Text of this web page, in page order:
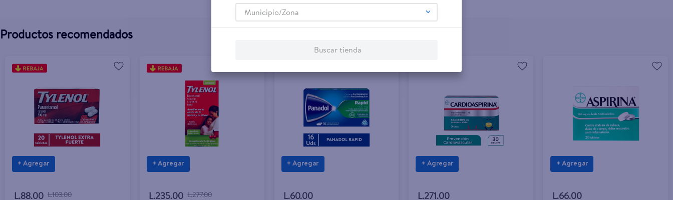
Productos recomendados
+ Agregar
L.88.00 L.103.00
+ Agregar
L.235.00 L.277.00
+ Agregar
L.60.00
+ Agregar
L.271.00
+ Agregar
L.66.00
Municipio/Zona
Buscar tienda